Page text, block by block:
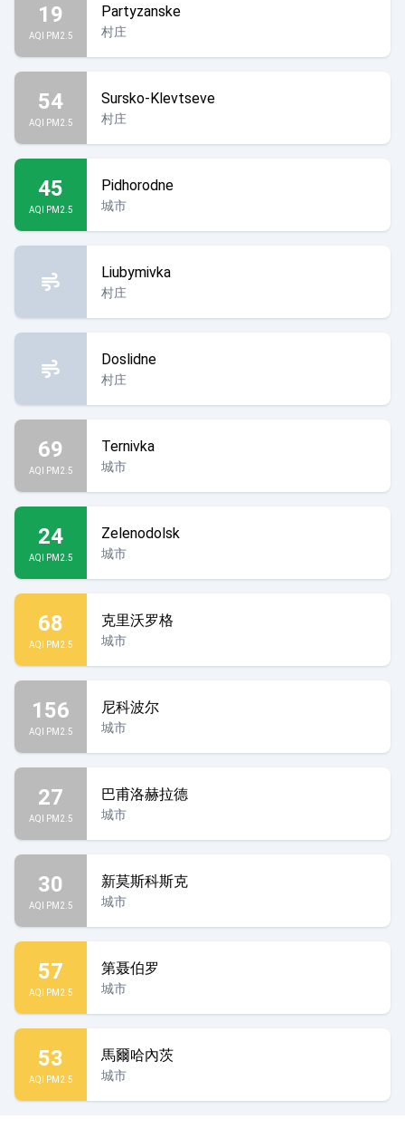
19
AQI PM2.5
Partyzanske
村庄
54
AQI PM2.5
Sursko-Klevtseve
村庄
45
AQI PM2.5
Pidhorodne
城市
Liubymivka
村庄
Doslidne
村庄
69
AQI PM2.5
Ternivka
城市
24
AQI PM2.5
Zelenodolsk
城市
68
AQI PM2.5
克里沃罗格
城市
156
AQI PM2.5
尼科波尔
城市
27
AQI PM2.5
巴甫洛赫拉德
城市
30
AQI PM2.5
新莫斯科斯克
城市
57
AQI PM2.5
第聂伯罗
城市
53
AQI PM2.5
馬爾哈內茨
城市